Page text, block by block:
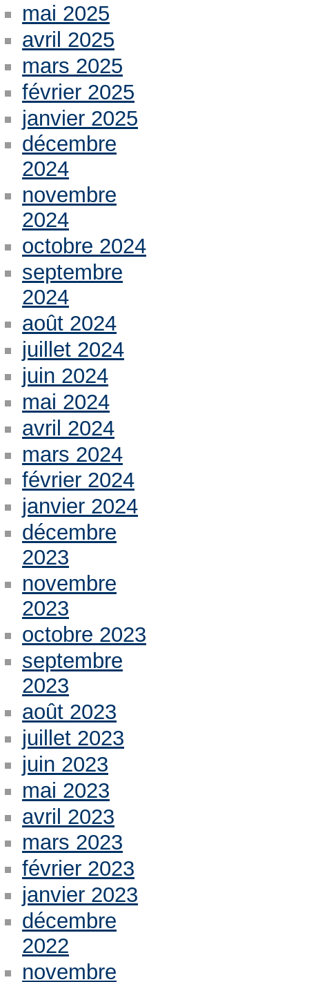
mai 2025
avril 2025
mars 2025
février 2025
janvier 2025
décembre
2024
novembre
2024
octobre 2024
septembre
2024
août 2024
juillet 2024
juin 2024
mai 2024
avril 2024
mars 2024
février 2024
janvier 2024
décembre
2023
novembre
2023
octobre 2023
septembre
2023
août 2023
juillet 2023
juin 2023
mai 2023
avril 2023
mars 2023
février 2023
janvier 2023
décembre
2022
novembre